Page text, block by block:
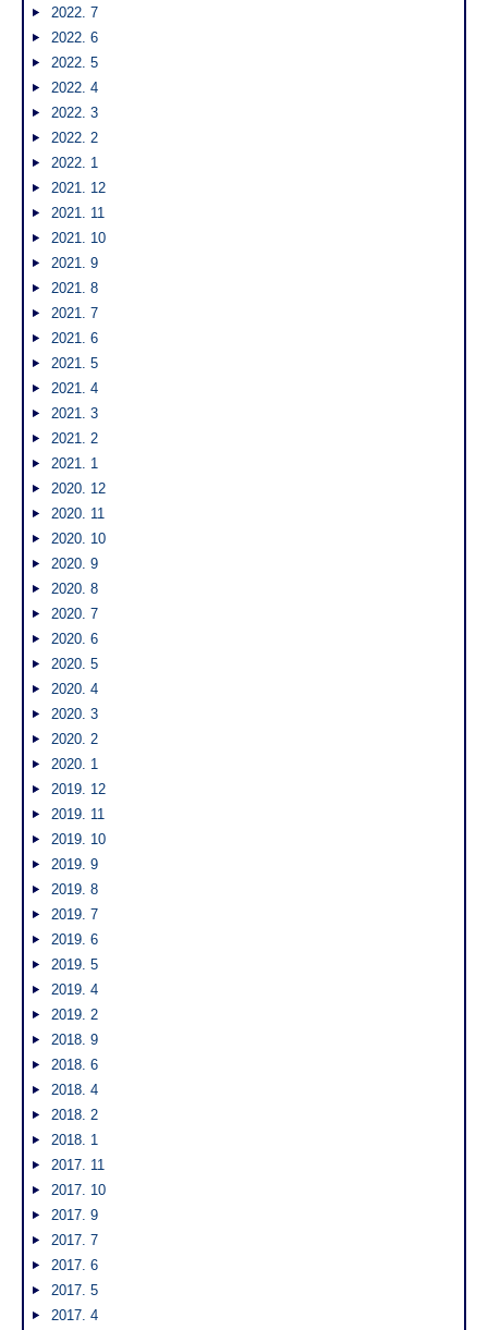
2022. 7
2022. 6
2022. 5
2022. 4
2022. 3
2022. 2
2022. 1
2021. 12
2021. 11
2021. 10
2021. 9
2021. 8
2021. 7
2021. 6
2021. 5
2021. 4
2021. 3
2021. 2
2021. 1
2020. 12
2020. 11
2020. 10
2020. 9
2020. 8
2020. 7
2020. 6
2020. 5
2020. 4
2020. 3
2020. 2
2020. 1
2019. 12
2019. 11
2019. 10
2019. 9
2019. 8
2019. 7
2019. 6
2019. 5
2019. 4
2019. 2
2018. 9
2018. 6
2018. 4
2018. 2
2018. 1
2017. 11
2017. 10
2017. 9
2017. 7
2017. 6
2017. 5
2017. 4